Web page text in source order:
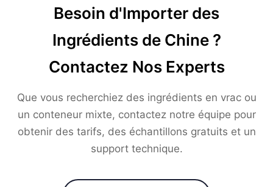
Besoin d'Importer des
Ingrédients de Chine ?
Contactez Nos Experts
Que vous recherchiez des ingrédients en vrac ou
un conteneur mixte, contactez notre équipe pour
obtenir des tarifs, des échantillons gratuits et un
support technique.